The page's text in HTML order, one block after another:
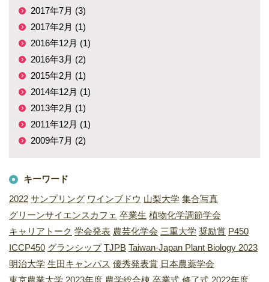
2017年7月 (3)
2017年2月 (1)
2016年12月 (1)
2016年3月 (2)
2015年2月 (1)
2014年12月 (1)
2013年2月 (1)
2011年12月 (1)
2009年7月 (2)
キーワード
2022 サンプリング ワインブドウ 山梨大学 集合写真
グリーンサイエンスカフェ 卒業生 植物化学調節学会
キャリアトーク 学会発表 農芸化学会 三重大学 奨励賞 P450
ICCP450 グランシップ TJPB Taiwan-Japan Plant Biology 2023
明治大学 生田キャンパス 優秀発表賞 日本農薬学会